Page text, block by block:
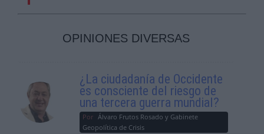
OPINIONES DIVERSAS
¿La ciudadanía de Occidente
es consciente del riesgo de
una tercera guerra mundial?
Por Álvaro Frutos Rosado y Gabinete
Geopolítica de Crisis